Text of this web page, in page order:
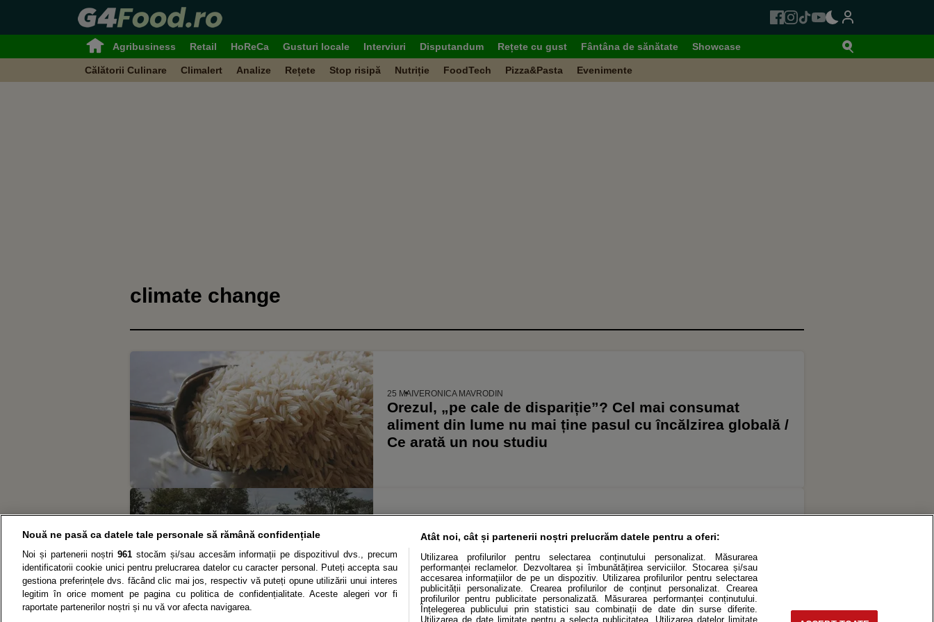
Agribusiness Retail HoReCa Gusturi locale Interviuri Disputandum Rețete cu gust Fântâna de sănătate Showcase
Călătorii Culinare Climalert Analize Rețete Stop risipă Nutriție FoodTech Pizza&Pasta Evenimente
climate change
25 MAI VERONICA MAVRODIN
Orezul, „pe cale de dispariție”? Cel mai consumat
aliment din lume nu mai ține pasul cu încălzirea globală /
Ce arată un nou studiu
Experți în gestionarea apelor: „Ceea ce lipsește acum în
România este acțiunea imediată”/ Există modele care
pot atenua efectele inundațiilor și ale secetei/ Pierderile
anuale estimate: 2 miliarde euro anual din inundații
Nouă ne pasă ca datele tale personale să rămână confidențiale
Noi și partenerii noștri961 stocăm și/sau accesăm informații pe dispozitivul dvs., precum
identificatorii cookie unici pentru prelucrarea datelor cu caracter personal. Puteți accepta sau
gestiona preferințele dvs. făcând clic mai jos, respectiv vă puteți opune utilizării unui interes
legitim în orice moment pe pagina cu politica de confidențialitate. Aceste alegeri vor fi
raportate partenerilor noștri și nu vă vor afecta navigarea.
Atât noi, cât și partenerii noștri prelucrăm datele pentru a oferi:
Utilizarea profilurilor pentru selectarea conținutului personalizat. Măsurarea
performanței reclamelor. Dezvoltarea și îmbunătățirea serviciilor. Stocarea și/sau
accesarea informațiilor de pe un dispozitiv. Utilizarea profilurilor pentru selectarea
publicității personalizate. Crearea profilurilor de conținut personalizat. Crearea
profilurilor pentru publicitate personalizată. Măsurarea performanței conținutului.
Înțelegerea publicului prin statistici sau combinații de date din surse diferite.
Utilizarea de date limitate pentru a selecta publicitatea. Utilizarea datelor limitate